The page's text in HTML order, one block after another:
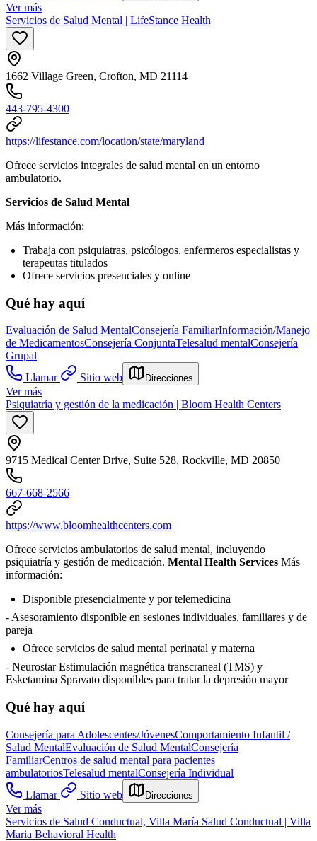
Ver más
Servicios de Salud Mental | LifeStance Health
1662 Village Green, Crofton, MD 21114
443-795-4300
https://lifestance.com/location/state/maryland
Ofrece servicios integrales de salud mental en un entorno
ambulatorio.
Servicios de Salud Mental
Más información:
Trabaja con psiquiatras, psicólogos, enfermeros especialistas y
terapeutas titulados
Ofrece servicios presenciales y online
Qué hay aquí
Evaluación de Salud MentalConsejería FamiliarInformación/Manejo
de MedicamentosConsejería ConjuntaTelesalud mentalConsejería
Grupal
Llamar
Sitio web Direcciones
Ver más
Psiquiatría y gestión de la medicación | Bloom Health Centers
9715 Medical Center Drive, Suite 528, Rockville, MD 20850
667-668-2566
https://www.bloomhealthcenters.com
Ofrece servicios ambulatorios de salud mental, incluyendo
psiquiatría y gestión de medicación. Mental Health Services Más
información:
Disponible presencialmente y por telemedicina
- Asesoramiento disponible en sesiones individuales, familiares y de
pareja
Ofrece servicios de salud mental perinatal y materna
- Neurostar Estimulación magnética transcraneal (TMS) y
Esketamina Spravato disponibles para tratar la depresión mayor
Qué hay aquí
Consejería para Adolescentes/JóvenesComportamiento Infantil /
Salud MentalEvaluación de Salud MentalConsejería
FamiliarCentros de salud mental para pacientes
ambulatoriosTelesalud mentalConsejería Individual
Llamar
Sitio web Direcciones
Ver más
Servicios de Salud Conductual, Villa María Salud Conductual | Villa
Maria Behavioral Health